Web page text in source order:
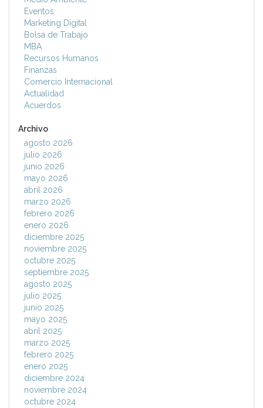
Eventos
Marketing Digital
Bolsa de Trabajo
MBA
Recursos Humanos
Finanzas
Comercio Internacional
Actualidad
Acuerdos
Archivo
agosto 2026
julio 2026
junio 2026
mayo 2026
abril 2026
marzo 2026
febrero 2026
enero 2026
diciembre 2025
noviembre 2025
octubre 2025
septiembre 2025
agosto 2025
julio 2025
junio 2025
mayo 2025
abril 2025
marzo 2025
febrero 2025
enero 2025
diciembre 2024
noviembre 2024
octubre 2024